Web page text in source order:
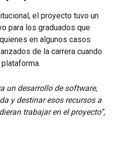
el proyecto tuvo un
para los graduados que
en algunos casos
de la carrera cuando
un desarrollo de software,
y destinar esos recursos a
trabajar en el proyecto”,